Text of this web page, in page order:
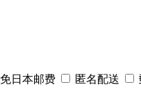
免日本邮费 匿名配送